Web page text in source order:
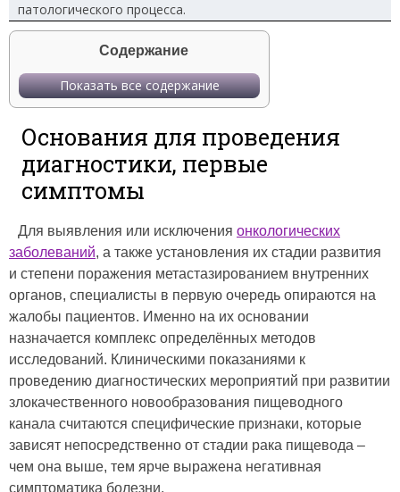
патологического процесса.
Содержание
Показать все содержание
Основания для проведения
диагностики, первые
симптомы
Для выявления или исключения онкологических
заболеваний, а также установления их стадии развития
и степени поражения метастазированием внутренних
органов, специалисты в первую очередь опираются на
жалобы пациентов. Именно на их основании
назначается комплекс определённых методов
исследований. Клиническими показаниями к
проведению диагностических мероприятий при развитии
злокачественного новообразования пищеводного
канала считаются специфические признаки, которые
зависят непосредственно от стадии рака пищевода –
чем она выше, тем ярче выражена негативная
симптоматика болезни.